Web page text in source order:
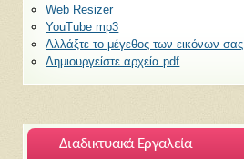
Web Resizer
YouTube mp3
Αλλάξτε το μέγεθος των εικόνων σας
Δημιουργείστε αρχεία pdf
Διαδικτυακά Εργαλεία